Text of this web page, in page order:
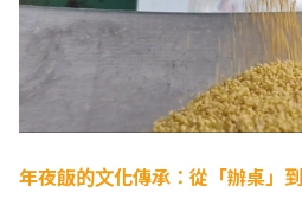
年夜飯的文化傳承：從「辦桌」